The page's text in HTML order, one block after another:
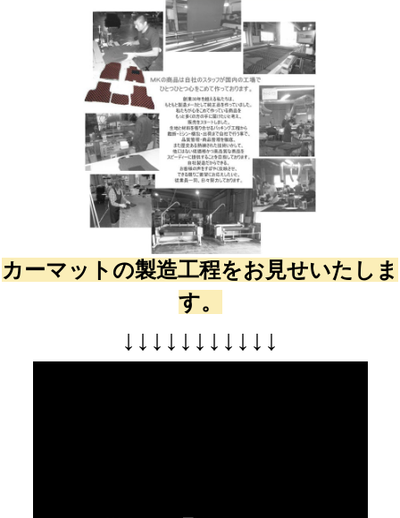
カーマットの製造工程をお見せいたしま
す。
↓ ↓ ↓ ↓ ↓ ↓ ↓ ↓ ↓ ↓ ↓